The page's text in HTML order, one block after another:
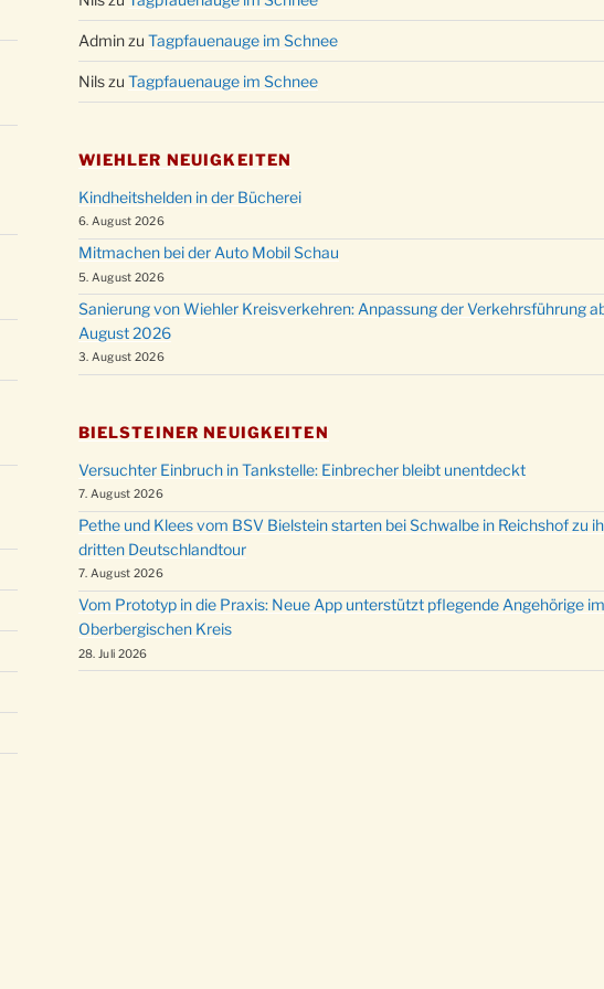
20.12.
in der Kirche um 17:00 Uhr
24.12.
18:00 Uhr
Kirche um 23:00 Uhr
Adminzu Tagpfauenauge im Schnee
Nilszu Tagpfauenauge im Schnee
WIEHLER NEUIGKEITEN
Kindheitshelden in der Bücherei
6. August 2026
Mitmachen bei der Auto Mobil Schau
5. August 2026
Sanierung von Wiehler Kreisverkehren: Anpassung der Verkehrsführung
August 2026
3. August 2026
BIELSTEINER NEUIGKEITEN
Versuchter Einbruch in Tankstelle: Einbrecher bleibt unentdeckt
7. August 2026
Pethe und Klees vom BSV Bielstein starten bei Schwalbe in Reichshof zu
dritten Deutschlandtour
7. August 2026
Vom Prototyp in die Praxis: Neue App unterstützt pflegende Angehörige im
Oberbergischen Kreis
28. Juli 2026